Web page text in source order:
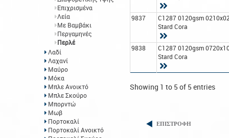
Επιχρισμένα
Λεία
Με Βαμβάκι
Περγαμηνές
Περλέ
Λαδί
Λαχανί
Μαύρο
Μόκα
Μπλε Ανοικτό
Μπλε Σκούρο
Μπορντώ
Μωβ
Πορτοκαλί
Πορτοκαλί Ανοικτό
9837
C1287 0120gsm
Stard Cora
9838
C1287 0120gsm
Stard Cora
Showing 1 to 5 of 5 entries
ΕΠΙΣΤΡΟΦΗ